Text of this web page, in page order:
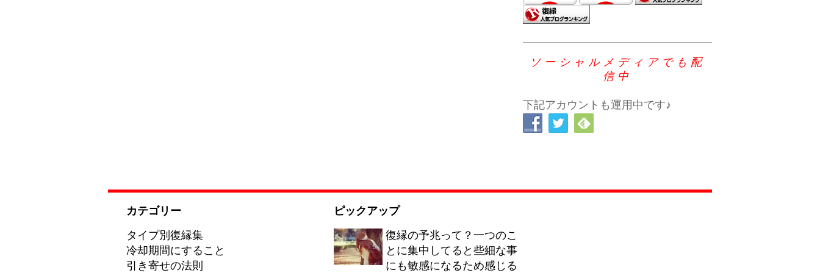
ソーシャルメディアでも配
信中
下記アカウントも運用中です♪
カテゴリー
タイプ別復縁集
冷却期間にすること
引き寄せの法則
ピックアップ
復縁の予兆って？一つのこ
とに集中してると些細な事
にも敏感になるため感じる